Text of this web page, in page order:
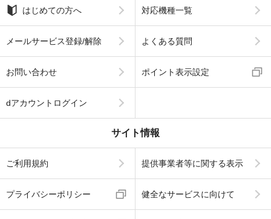
はじめての方へ 対応機種一覧
メールサービス登録/解除 よくある質問
お問い合わせ ポイント表示設定
dアカウントログイン
サイト情報
ご利用規約 提供事業者等に関する表示
プライバシーポリシー 健全なサービスに向けて